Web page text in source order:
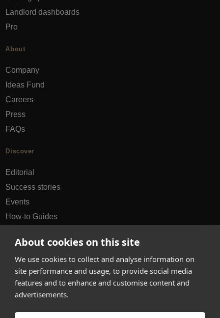
About cookies on this site
We use cookies to collect and analyse information on
site performance and usage, to provide social media
features and to enhance and customise content and
advertisements.
Landlord dashboards
Pro
About
Company
Ideas Fund
Careers
Press
FAQs
Discover
Editorial
Success stories
Events
How-to Guides
hello@appearhere.co.uk
United Kingdom